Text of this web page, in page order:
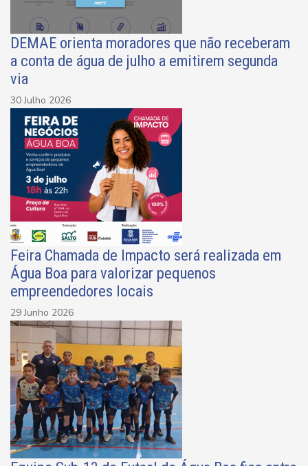
DEMAE orienta moradores que não receberam
a conta de água de julho a emitirem segunda
via
30 Julho 2026
Feira Chamada de Impacto será realizada em
Água Boa para valorizar pequenos
empreendedores locais
29 Junho 2026